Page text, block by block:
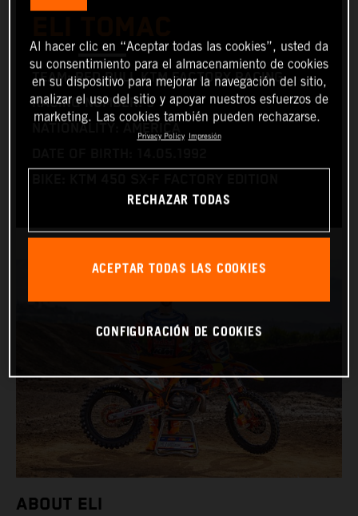
TEAM: RED BULL KTM FACTORY RACING
RACING NUMBER: 3
NATIONALITY: AMERICA
ABOUT ELI
Al hacer clic en “Aceptar todas las cookies”, usted da
su consentimiento para el almacenamiento de cookies
en su dispositivo para mejorar la navegación del sitio,
analizar el uso del sitio y apoyar nuestros esfuerzos de
marketing. Las cookies también pueden rechazarse.
Privacy Policy Impresión
RECHAZAR TODAS
ACEPTAR TODAS LAS COOKIES
CONFIGURACIÓN DE COOKIES